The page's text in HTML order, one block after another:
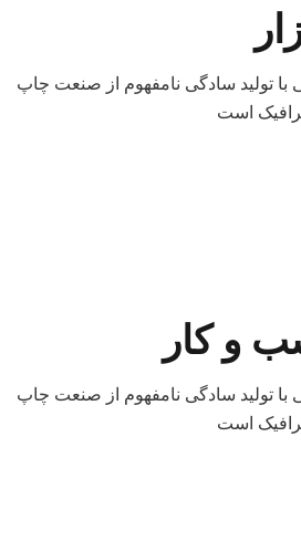
با تولید سادگی نامفهوم از صنعت چاپ
است
و کار
با تولید سادگی نامفهوم از صنعت چاپ
است